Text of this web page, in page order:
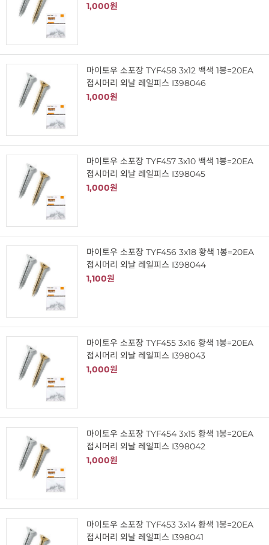
1,000원
마이토우 소포장 TYF458 3x12 백색 1봉=20EA
접시머리 외날 레일피스 I398046
1,000원
마이토우 소포장 TYF457 3x10 백색 1봉=20EA
접시머리 외날 레일피스 I398045
1,000원
마이토우 소포장 TYF456 3x18 황색 1봉=20EA
접시머리 외날 레일피스 I398044
1,100원
마이토우 소포장 TYF455 3x16 황색 1봉=20EA
접시머리 외날 레일피스 I398043
1,000원
마이토우 소포장 TYF454 3x15 황색 1봉=20EA
접시머리 외날 레일피스 I398042
1,000원
마이토우 소포장 TYF453 3x14 황색 1봉=20EA
접시머리 외날 레일피스 I398041